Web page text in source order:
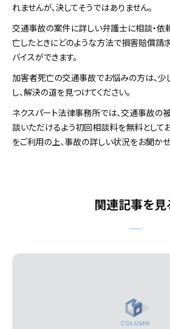
れませんが、決してそうではありません。
交通事故の案件に詳しい弁護士に相談・依
亡したときにどのような方法で損害賠償請
バイスができます。
加害者死亡の交通事故でお悩みの方は、少
し、解決の道を見つけてください。
ネクスパート法律事務所では、交通事故の
談いただけるよう初回相談料を無料として
をご利用の上、事故の詳しい状況をお聞かせ
関連記事を見